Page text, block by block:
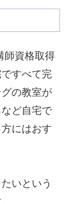
師資格取得
すべて完
の教室が
ど自宅で
にはおす
いという